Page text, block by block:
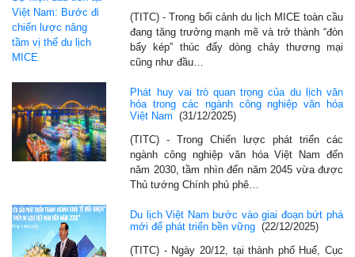
(TITC) - Trong bối cảnh du lịch MICE toàn cầu
đang tăng trưởng mạnh mẽ và trở thành “đòn
bẩy kép” thúc đẩy dòng chảy thương mại
cũng như đầu…
Phát huy vai trò quan trọng của du lịch văn
hóa trong các ngành công nghiệp văn hóa
Việt Nam
(31/12/2025)
(TITC) - Trong Chiến lược phát triển các
ngành công nghiệp văn hóa Việt Nam đến
năm 2030, tầm nhìn đến năm 2045 vừa được
Thủ tướng Chính phủ phê…
Du lịch Việt Nam bước vào giai đoạn bứt phá
mới để phát triển bền vững (22/12/2025)
(TITC) - Ngày 20/12, tại thành phố Huế, Cục